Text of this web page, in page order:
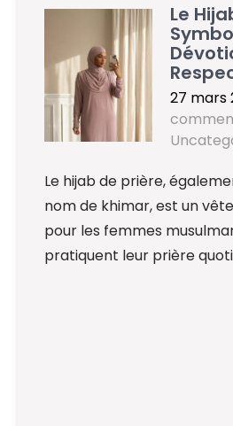
Le
27 mars
Le hijab de prière,
nom de khimar, est un
pour les femmes
pratiquent leur prière